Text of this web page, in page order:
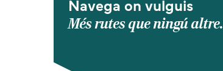
Navega on vulguis
Més rutes que ningú altre.